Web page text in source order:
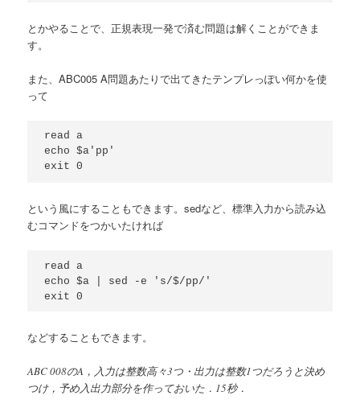
とかやることで、正規表現一発で済む問題は解くことができま
す。
また、ABC005 A問題あたりで出てきたテンプレっぽい何かを使
って
read a
echo $a'pp'
という風にすることもできます。sedなど、標準入力から読み込
むコマンドをつかいたければ
read a
echo $a | sed -e 's/$/pp/'
などすることもできます。
ABC 008のA，入力は整数高々3つ・出力は整数1つだろうと決め
つけ，予め入出力部分を作っておいた．15秒．